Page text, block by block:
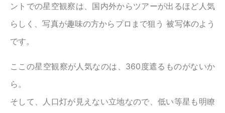
ントでの星空観察は、国内外からツアーが出るほど人気
らしく、写真が趣味の方からプロまで狙う 被写体のよう
です。
ここの星空観察が人気なのは、360度遮るものがないか
ら。
そして、人口灯が見えない立地なので、低い等星も明瞭